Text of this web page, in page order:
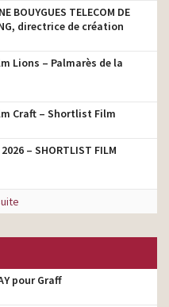
BOUYGUES TELECOM DE
directrice de création
Lions – Palmarès de la
Craft – Shortlist Film
2026 – SHORTLIST FILM
pour Graff